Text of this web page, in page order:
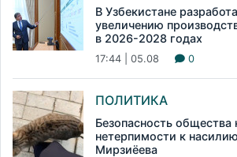
В Узбекистане
увеличению
в 2026-2028 годах
17:44 | 05.08 0
ПОЛИТИКА
Безопасность общества
нетерпимости к
Мирзиёева